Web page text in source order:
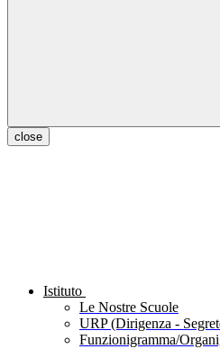
close
Istituto
Le Nostre Scuole
URP (Dirigenza -
Funzionigramma/